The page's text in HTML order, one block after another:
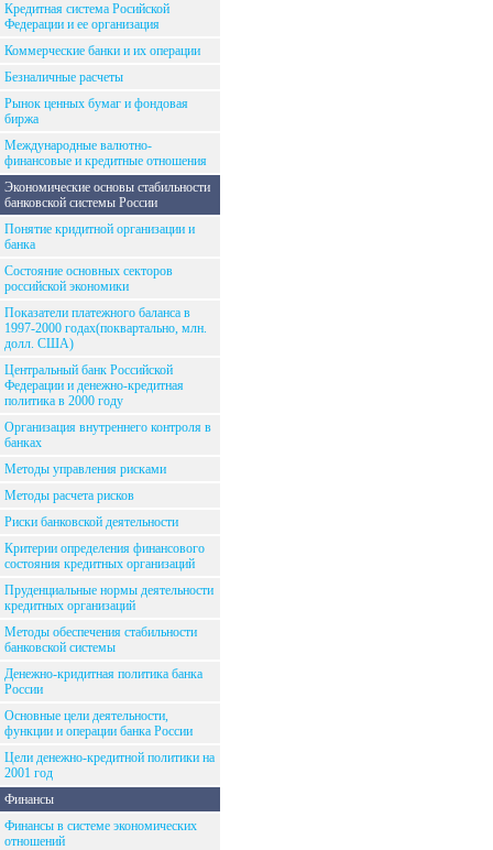
Кредитная система Росийской
Федерации и ее организация
Коммерческие банки и их операции
Безналичные расчеты
Рынок ценных бумаг и фондовая
биржа
Международные валютно-
финансовые и кредитные отношения
Экономические основы стабильности
банковской системы России
Понятие кридитной организации и
банка
Состояние основных секторов
российской экономики
Показатели платежного баланса в
1997-2000 годах(поквартально, млн.
долл. США)
Центральный банк Российской
Федерации и денежно-кредитная
политика в 2000 году
Организация внутреннего контроля в
банках
Методы управления рисками
Методы расчета рисков
Риски банковской деятельности
Критерии определения финансового
состояния кредитных организаций
Пруденциальные нормы деятельности
кредитных организаций
Методы обеспечения стабильности
банковской системы
Денежно-кридитная политика банка
России
Основные цели деятельности,
функции и операции банка России
Цели денежно-кредитной политики на
2001 год
Финансы
Финансы в системе экономических
отношений